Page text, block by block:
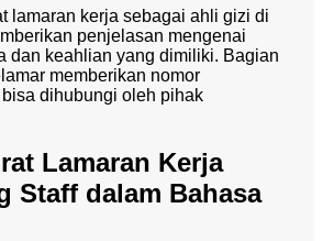
lamaran kerja sebagai ahli gizi di
penjelasan mengenai
dan keahlian yang dimiliki. Bagian
memberikan nomor
dihubungi oleh pihak
Lamaran Kerja
Staff dalam Bahasa